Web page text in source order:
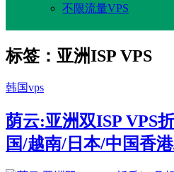
不限流量VPS
标签：亚洲ISP VPS
韩国vps
荫云:亚洲双ISP VPS
国/越南/日本/中国香